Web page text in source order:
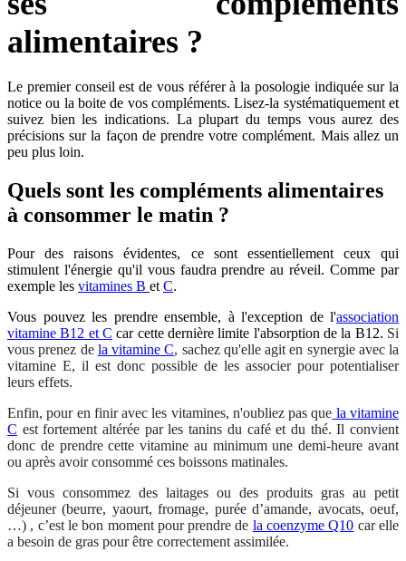
alimentaires ?
Le premier conseil est de vous référer à la posologie indiquée sur la
notice ou la boite de vos compléments. Lisez-la systématiquement et
suivez bien les indications. La plupart du temps vous aurez des
précisions sur la façon de prendre votre complément. Mais allez un
peu plus loin.
Quels sont les compléments alimentaires
à consommer le matin ?
Pour des raisons évidentes, ce sont essentiellement ceux qui
stimulent l'énergie qu'il vous faudra prendre au réveil. Comme par
exemple les vitamines B et C.
Vous pouvez les prendre ensemble, à l'exception de l'association
vitamine B12 et C car cette dernière limite l'absorption de la B12. Si
vous prenez de la vitamine C, sachez qu'elle agit en synergie avec la
vitamine E, il est donc possible de les associer pour potentialiser
leurs effets.
Enfin, pour en finir avec les vitamines, n'oubliez pas que la vitamine
C est fortement altérée par les tanins du café et du thé.Il convient
donc de prendre cette vitamine au minimum une demi-heure avant
ou après avoir consommé ces boissons matinales.
Si vous consommez des laitages ou des produits gras au petit
déjeuner (beurre, yaourt, fromage, purée d’amande, avocats, oeuf,
…) , c’est le bon moment pour prendre de la coenzyme Q10 car elle
a besoin de gras pour être correctement assimilée.